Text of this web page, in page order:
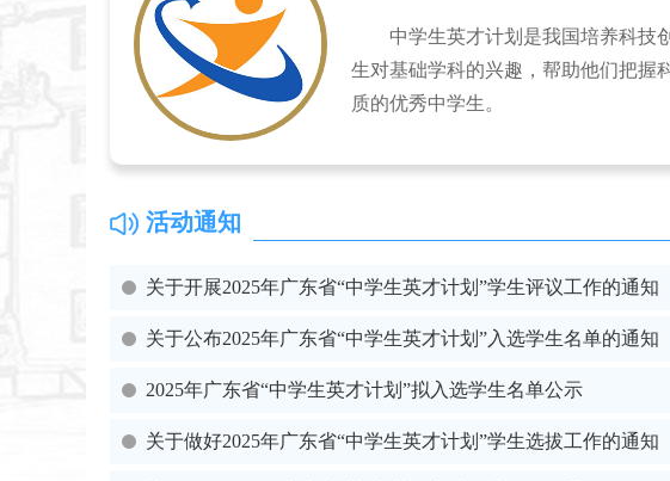
中学生英才计划是我国培养科技
生对基础学科的兴趣，帮助他们把握
质的优秀中学生。
活动通知
关于开展2025年广东省“中学生英才计划”学生评议工作的通知
关于公布2025年广东省“中学生英才计划”入选学生名单的通知
2025年广东省“中学生英才计划”拟入选学生名单公示
关于做好2025年广东省“中学生英才计划”学生选拔工作的通知